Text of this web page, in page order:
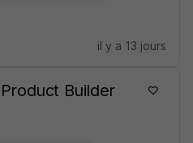
il y a 13 jours
Builder